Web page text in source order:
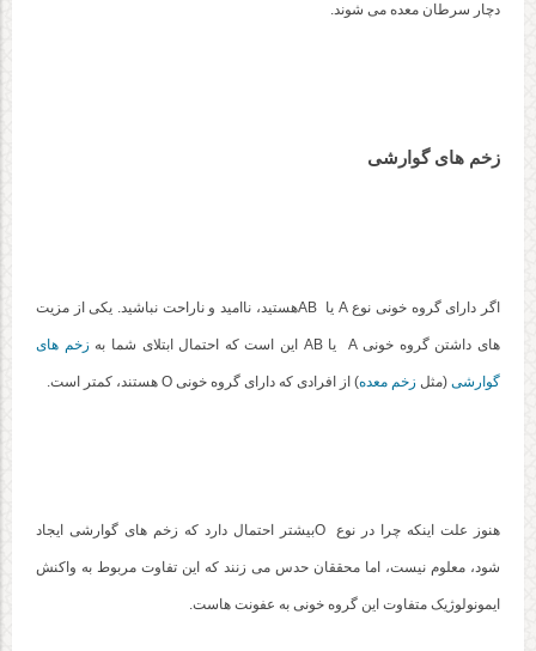
دچار سرطان معده می شوند.
زخم های گوارشی
اگر دارای گروه خونی نوع A یا ABهستید، ناامید و ناراحت نباشید. یکی از مزیت
های داشتن گروه خونی A یا AB این است که احتمال ابتلای شما به زخم های
گوارشی (مثل زخم معده) از افرادی که دارای گروه خونی O هستند، کمتر است.
هنوز علت اینکه چرا در نوع Oبیشتر احتمال دارد که زخم های گوارشی ایجاد
شود، معلوم نیست، اما محققان حدس می زنند که این تفاوت مربوط به واکنش
ایمونولوژیک متفاوت این گروه خونی به عفونت هاست.